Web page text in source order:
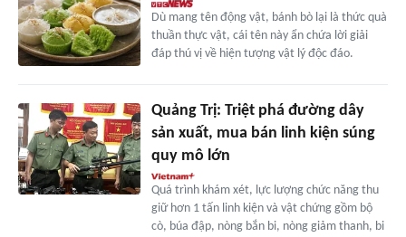
Dù mang tên động vật, bánh bò lại là thức quà
thuần thực vật, cái tên này ẩn chứa lời giải
đáp thú vị về hiện tượng vật lý độc đáo.
Quảng Trị: Triệt phá đường dây
sản xuất, mua bán linh kiện súng
quy mô lớn
Quá trình khám xét, lực lượng chức năng thu
giữ hơn 1 tấn linh kiện và vật chứng gồm bộ
cò, búa đập, nòng bắn bi, nòng giảm thanh, bi